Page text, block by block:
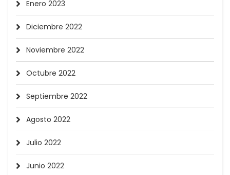
Enero 2023
Diciembre 2022
Noviembre 2022
Octubre 2022
Septiembre 2022
Agosto 2022
Julio 2022
Junio 2022